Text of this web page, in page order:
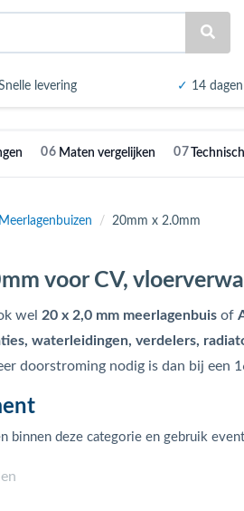
levering ✓ 14
06 Maten vergelijken 07
Meerlagenbuizen / 20mm x 2.0mm
voor CV,
wel 20 x 2,0 mm meerlagenbuisof
waterleidingen, verdelers,
doorstroming nodig is dan bij een
binnen deze categorie en gebruik